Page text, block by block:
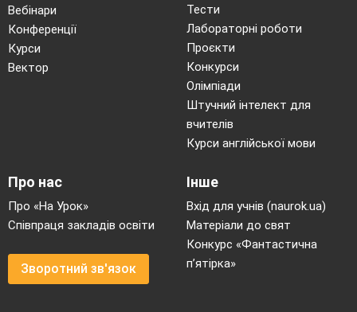
Вебінари
Конференції
Курси
Вектор
Тести
Лабораторні роботи
Проєкти
Конкурси
Олімпіади
Штучний інтелект для
вчителів
Курси англійської мови
Про нас
Про «На Урок»
Співпраця закладів освіти
Зворотний зв'язок
Інше
Вхід для учнів (naurok.ua)
Матеріали до свят
Конкурс «Фантастична
п’ятірка»